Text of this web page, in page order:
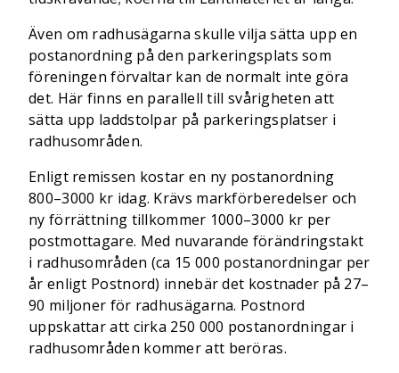
Även om radhusägarna skulle vilja sätta upp en
postanordning på den parkeringsplats som
föreningen förvaltar kan de normalt inte göra
det. Här finns en parallell till svårigheten att
sätta upp laddstolpar på parkeringsplatser i
radhusområden.
Enligt remissen kostar en ny postanordning
800–3000 kr idag. Krävs markförberedelser och
ny förrättning tillkommer 1000–3000 kr per
postmottagare. Med nuvarande förändringstakt
i radhusområden (ca 15 000 postanordningar per
år enligt Postnord) innebär det kostnader på 27–
90 miljoner för radhusägarna. Postnord
uppskattar att cirka 250 000 postanordningar i
radhusområden kommer att beröras.